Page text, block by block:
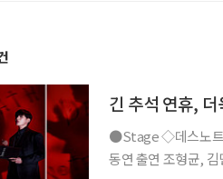
긴 추석 연휴,
●Stage ◇데스노트 일정 10월 14일 ~ 2026년 5월 10일 장소 디큐브 링크아트센터 연출 김
동연 출연 조형균, 김민석, 임규형, 김성규, 산들, 탕준상 등 뮤지컬 ‘데스노트’가 2년 만에 다